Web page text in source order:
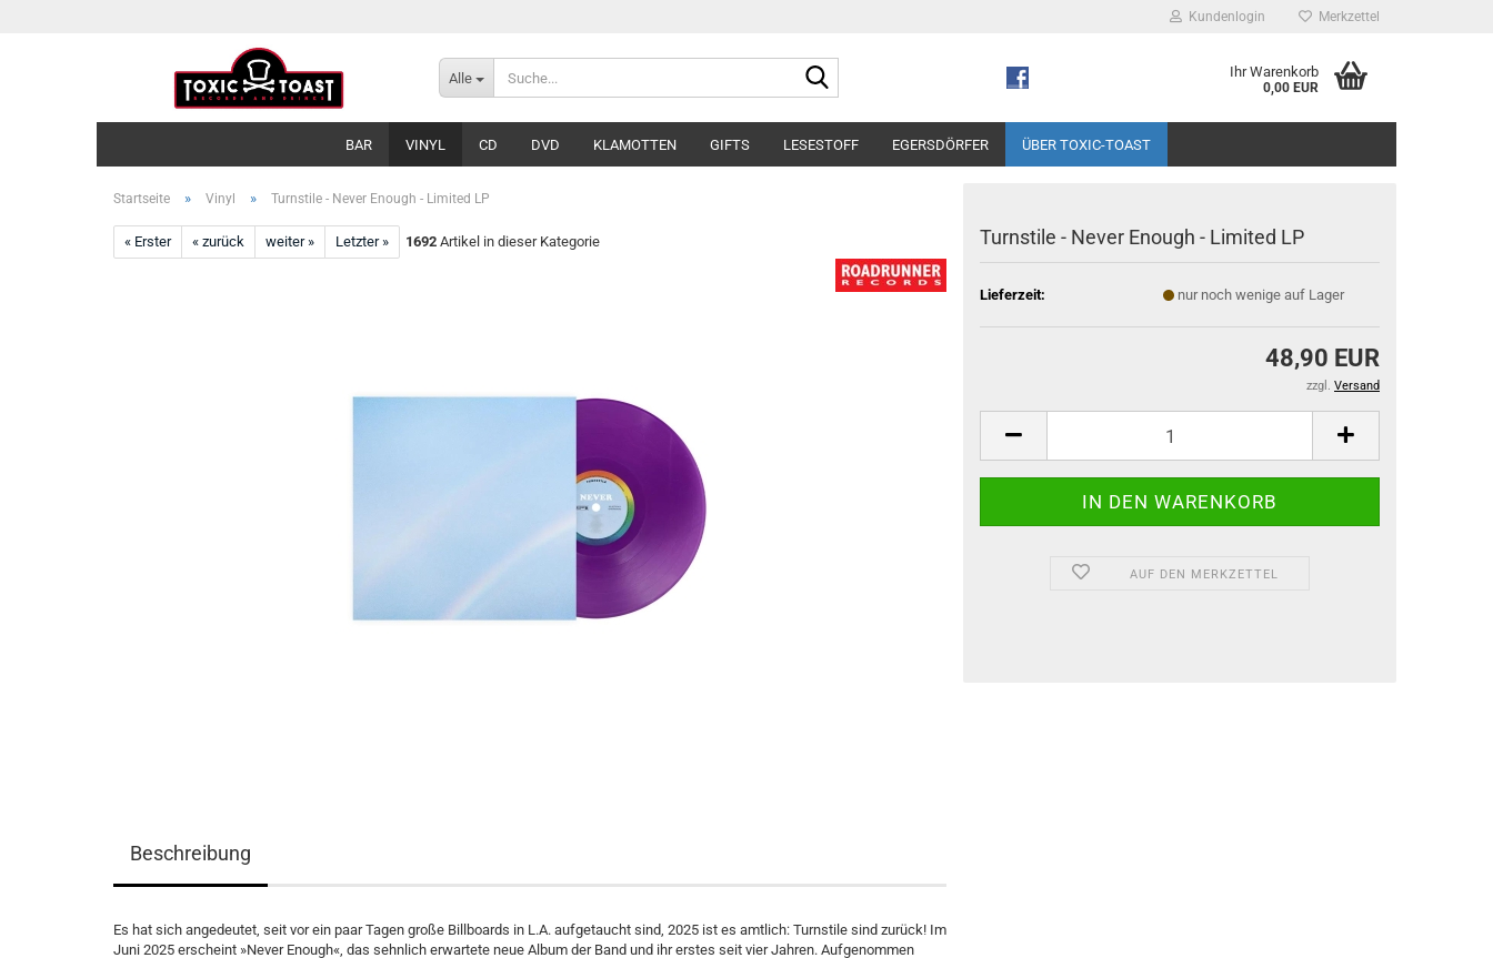
Kundenlogin Merkzettel
Alle Ihr Warenkorb
0,00 EUR
BAR VINYL CD DVD KLAMOTTEN GIFTS LESESTOFF EGERSDÖRFER ÜBER TOXIC-TOAST
Startseite » Vinyl » Turnstile - Never Enough - Limited LP
« Erster « zurück weiter » Letzter » 1692 Artikel in dieser Kategorie Turnstile - Never Enough - Limited LP
Lieferzeit: nur noch wenige auf Lager
48,90 EUR
zzgl. Versand
AUF DEN MERKZETTEL
Beschreibung
Es hat sich angedeutet, seit vor ein paar Tagen große Billboards in L.A. aufgetaucht sind, 2025 ist es amtlich: Turnstile sind zurück! Im
Juni 2025 erscheint »Never Enough«, das sehnlich erwartete neue Album der Band und ihr erstes seit vier Jahren. Aufgenommen